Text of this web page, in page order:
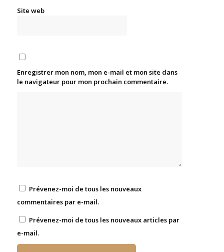
Site web
Enregistrer mon nom, mon e-mail et mon site dans
le navigateur pour mon prochain commentaire.
Prévenez-moi de tous les nouveaux
commentaires par e-mail.
Prévenez-moi de tous les nouveaux articles par
e-mail.